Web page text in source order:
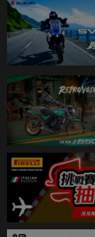
隆車輛改款的步
Sentra 小改款的